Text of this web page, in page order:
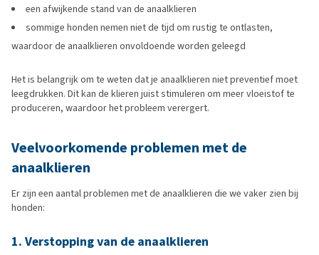
een afwijkende stand van de anaalklieren
sommige honden nemen niet de tijd om rustig te ontlasten,
waardoor de anaalklieren onvoldoende worden geleegd
Het is belangrijk om te weten dat je anaalklieren niet preventief moet
leegdrukken. Dit kan de klieren juist stimuleren om meer vloeistof te
produceren, waardoor het probleem verergert.
Veelvoorkomende problemen met de
anaalklieren
Er zijn een aantal problemen met de anaalklieren die we vaker zien bij
honden:
1. Verstopping van de anaalklieren